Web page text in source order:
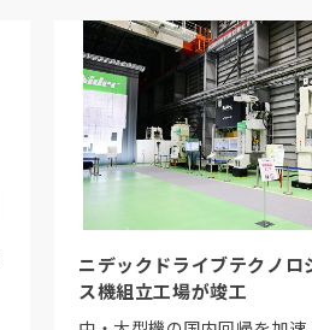
ニデックドライブテクノロ
ス機組立工場が竣工